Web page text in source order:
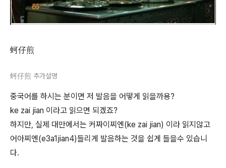
蚵仔煎
蚵仔煎 추가설명
중국어를 하시는 분이면 저 발음을 어떻게 읽을까용?
ke zai jian 이라고 읽으면 되겠죠?
하지만, 실제 대만에서는 커짜이찌엔(ke zai jian) 이라 읽지않고
어아찌엔(e3a1jian4)들리게 발음하는 것을 쉽게 들을수 있습니
다.